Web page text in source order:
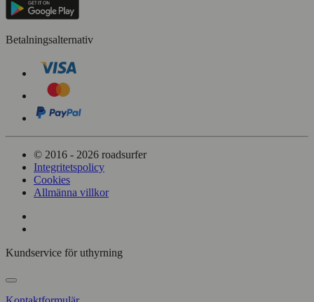
Betalningsalternativ
© 2016 - 2026 roadsurfer
Integritetspolicy
Cookies
Allmänna villkor
Kundservice för uthyrning